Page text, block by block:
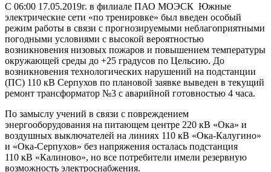
С 06:00 17.05.2019г. в филиале ПАО МОЭСК Южные
электрические сети «по тренировке» был введен особый
режим работы в связи с прогнозируемыми неблагоприятными
погодными условиями с высокой вероятностью
возникновения низовых пожаров и повышением температуры
окружающей среды до +25 градусов по Цельсию. До
возникновения технологических нарушений на подстанции
(ПС) 110 кВ Серпухов по плановой заявке выведен в текущий
ремонт трансформатор №3 с аварийной готовностью 4 часа.
По замыслу учений в связи с повреждением
энергооборудования на питающем центре 220 кВ «Ока» и
воздушных выключателей на линиях 110 кВ «Ока-Калугино»
и «Ока-Серпухов» без напряжения осталась подстанция
110 кВ «Калиново», но все потребители имели резервную
возможность электроснабжения.